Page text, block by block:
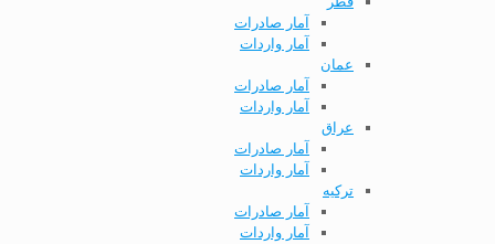
آمار صادرات
آمار واردات
عمان
آمار صادرات
آمار واردات
عراق
آمار صادرات
آمار واردات
ترکیه
آمار صادرات
آمار واردات